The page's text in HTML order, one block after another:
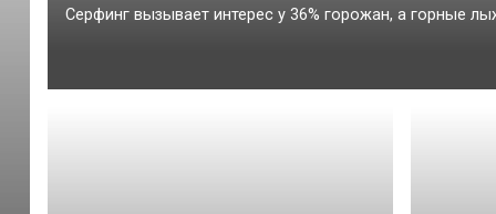
Серфинг вызывает интерес у 36% горожан, а горные